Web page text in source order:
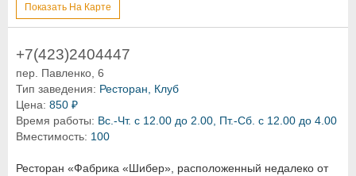
Показать На Карте
+7(423)2404447
пер. Павленко, 6
Тип заведения: Ресторан, Клуб
Цена: 850 ₽
Время работы: Вс.-Чт. с 12.00 до 2.00, Пт.-Сб. с 12.00 до 4.00
Вместимость: 100
Ресторан «Фабрика «Шибер», расположенный недалеко от